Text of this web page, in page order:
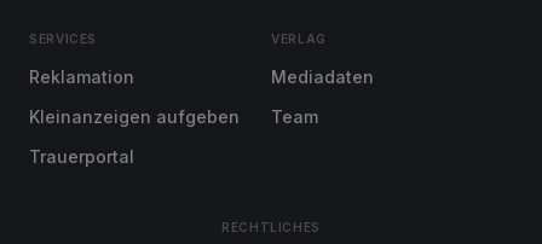
SERVICES
Reklamation
Kleinanzeigen aufgeben
Trauerportal
VERLAG
Mediadaten
Team
RECHTLICHES